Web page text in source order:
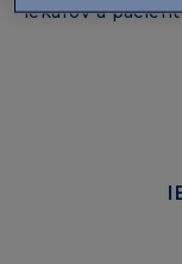
lekárov a